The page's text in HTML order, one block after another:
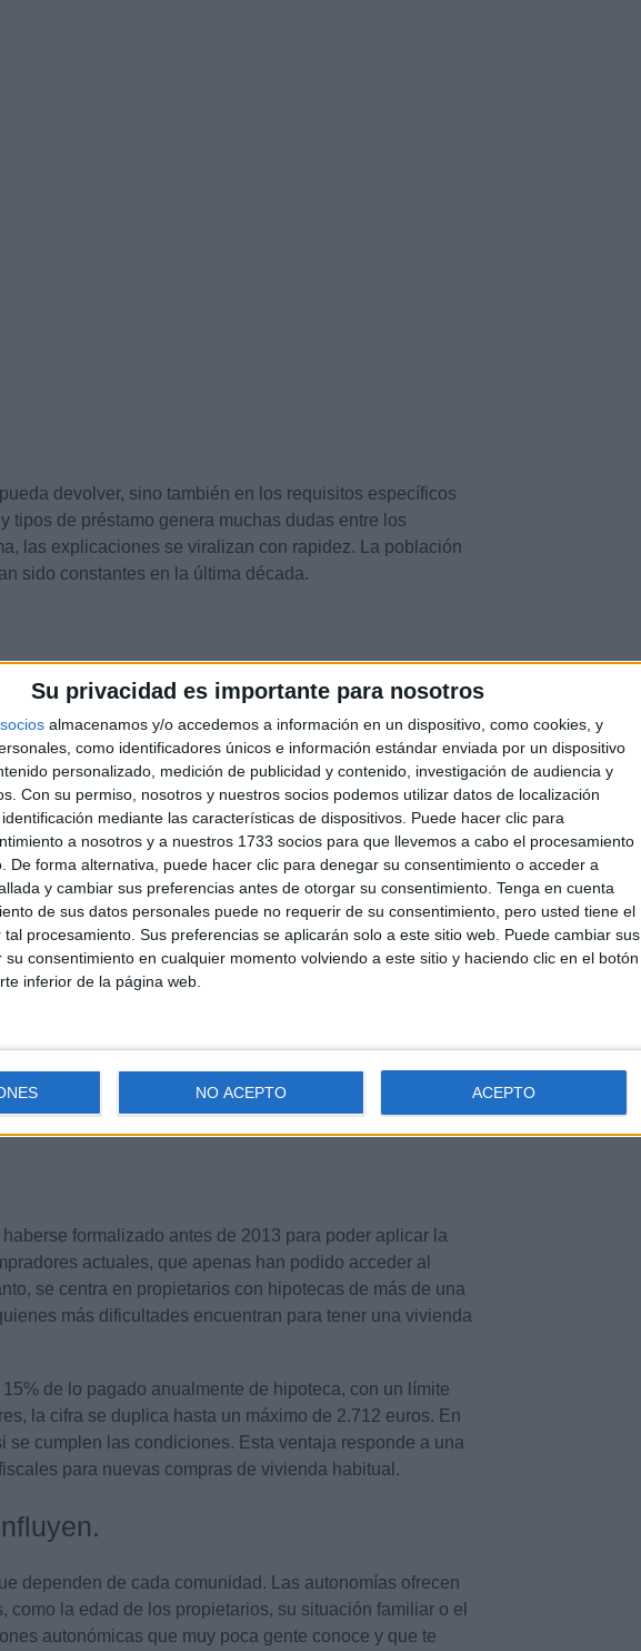
Su privacidad es importante para nosotros
socios almacenamos y/o accedemos a información en un dispositivo, como cookies, y
como identificadores únicos e información estándar enviada por un dispositivo
personalizado, medición de publicidad y contenido, investigación de audiencia y
Con su permiso, nosotros y nuestros socios podemos utilizar datos de localización
mediante las características de dispositivos. Puede hacer clic para
a nosotros y a nuestros 1733 socios para que llevemos a cabo el procesamiento
De forma alternativa, puede hacer clic para denegar su consentimiento o acceder a
y cambiar sus preferencias antes de otorgar su consentimiento. Tenga en cuenta
de sus datos personales puede no requerir de su consentimiento, pero usted tiene el
procesamiento. Sus preferencias se aplicarán solo a este sitio web. Puede cambiar sus
consentimiento en cualquier momento volviendo a este sitio y haciendo clic en el botón
inferior de la página web.
NO ACEPTO ACEPTO
devolver, sino también en los requisitos específicos
tipos de préstamo genera muchas dudas entre los
las explicaciones se viralizan con rapidez. La población
sido constantes en la última década.
ha explicado en su cuenta de Instagram que
firmaron una hipoteca si cumplen este requisito”. La
ayuda abierta a todo el mundo. Según su explicación, la
devolución. Quienes compraron su vivienda después de
formalizado antes de 2013 para poder aplicar la
actuales, que apenas han podido acceder al
se centra en propietarios con hipotecas de más de una
más dificultades encuentran para tener una vivienda
de lo pagado anualmente de hipoteca, con un límite
la cifra se duplica hasta un máximo de 2.712 euros. En
cumplen las condiciones. Esta ventaja responde a una
para nuevas compras de vivienda habitual.
dependen de cada comunidad. Las autonomías ofrecen
la edad de los propietarios, su situación familiar o el
autonómicas que muy poca gente conoce y que te